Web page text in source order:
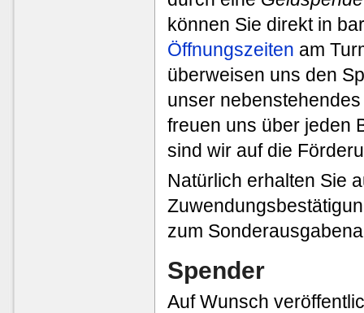
können Sie direkt in
Öffnungszeiten am
überweisen uns den
unser
freuen uns über jeden
sind wir auf die
Natürlich erhalten Sie
zum
Spender
Auf Wunsch